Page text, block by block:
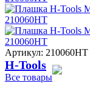
Артикул: 210060HT
H-Tools
Все товары